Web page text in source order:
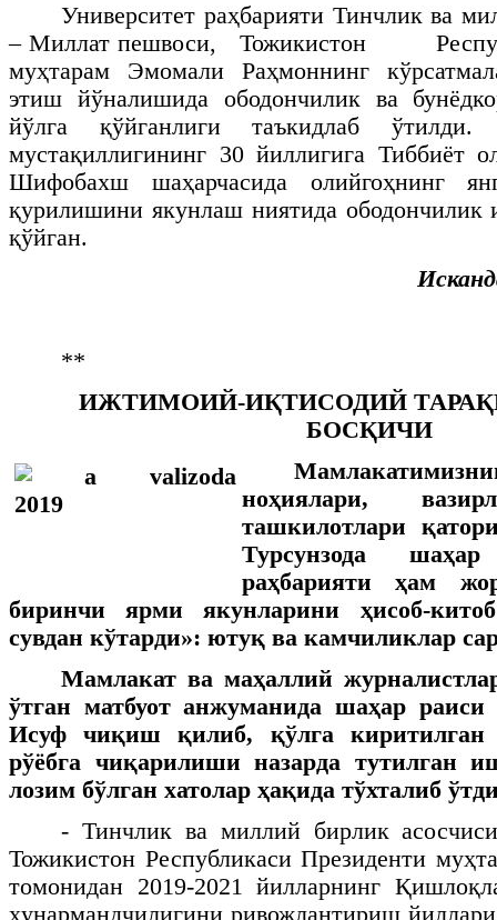
Университет раҳбарияти Тинчлик ва
– Миллат пешвоси, Тожикистон
муҳтарам Эмомали Раҳмоннинг
этиш йўналишида ободончилик ва
йўлга қўйганлиги таъкидлаб ўтилди.
мустақиллигининг 30 йиллигига Тиббиёт
Шифобахш шаҳарчасида олийгоҳнинг
қурилишини якунлаш ниятида
қўйган.
**
ИЖТИМОИЙ-ИҚТИСОДИЙ
БОСҚИЧИ
ноҳиялари,
ташкилотлари
Турсунзода
раҳбарияти ҳам
биринчи ярми якунларини ҳисоб-
сувдан кўтарди»: ютуқ ва камчиликлар
Мамлакат ва маҳаллий
ўтган матбуот анжуманида шаҳар раиси
Исуф чиқиш қилиб, қўлга киритилган
рўёбга чиқарилиши назарда тутилган
лозим бўлган хатолар ҳақида тўхталиб
- Тинчлик ва миллий бирлик
Тожикистон Республикаси Президенти
томонидан 2019-2021 йилларнинг
ҳунармандчилигини ривожлантириш